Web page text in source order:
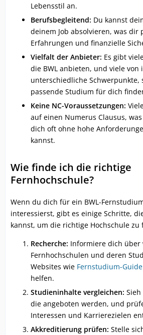
Lebensstil an.
Berufsbegleitend: Du kannst
deinem Job absolvieren, was dir
Erfahrungen und finanzielle
Vielfalt der Anbieter: Es gibt
die BWL anbieten, und viele von
unterschiedliche Schwerpunkte,
passende Studium für dich
Keine NC-Voraussetzungen:
auf einen Numerus Clausus,
dich oft ohne hohe
kannst.
Wie finde ich die richtige
Fernhochschule?
Wenn du dich für ein BWL-
interessierst, gibt es einige Schritte,
kannst, um die richtige Hochschule zu
Recherche: Informiere dich über
Fernhochschulen und deren
Websites wie Fernstudium-Guide
helfen.
Studieninhalte vergleichen:
die angeboten werden, und
Interessen und Karrierezielen
Akkreditierung prüfen: Stelle